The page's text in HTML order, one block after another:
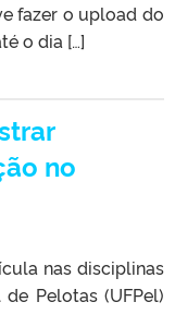
fazer o upload do
o dia […]
no
nas disciplinas
Pelotas (UFPel)